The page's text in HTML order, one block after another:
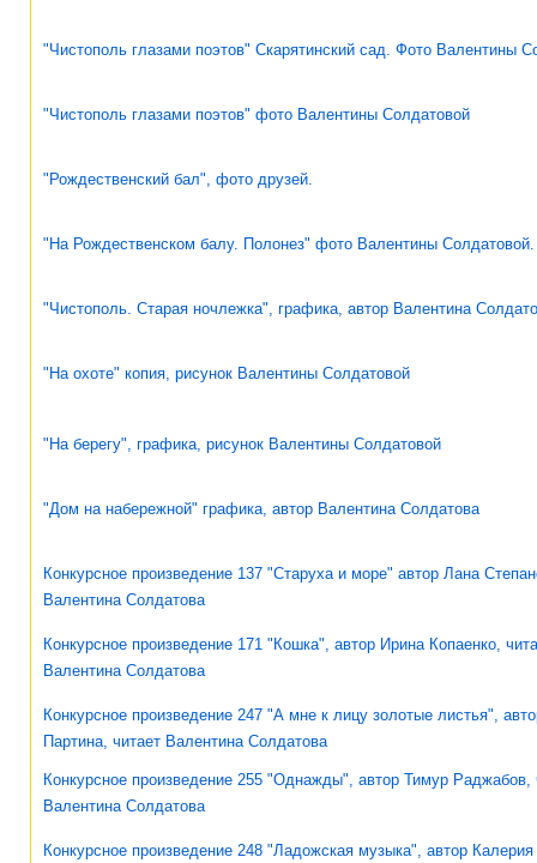
"Чистополь глазами поэтов" Скарятинский сад. Фото Валентины
"Чистополь глазами поэтов" фото Валентины Солдатовой
"Рождественский бал", фото друзей.
"На Рождественском балу. Полонез" фото Валентины Солдатовой.
"Чистополь. Старая ночлежка", графика, автор Валентина
"На охоте" копия, рисунок Валентины Солдатовой
"На берегу", графика, рисунок Валентины Солдатовой
"Дом на набережной" графика, автор Валентина Солдатова
Конкурсное произведение 137 "Старуха и море" автор Лана
Валентина Солдатова
Конкурсное произведение 171 "Кошка", автор Ирина Копаенко,
Валентина Солдатова
Конкурсное произведение 247 "А мне к лицу золотые листья",
Партина, читает Валентина Солдатова
Конкурсное произведение 255 "Однажды", автор Тимур Раджабов,
Валентина Солдатова
Конкурсное произведение 248 "Ладожская музыка", автор